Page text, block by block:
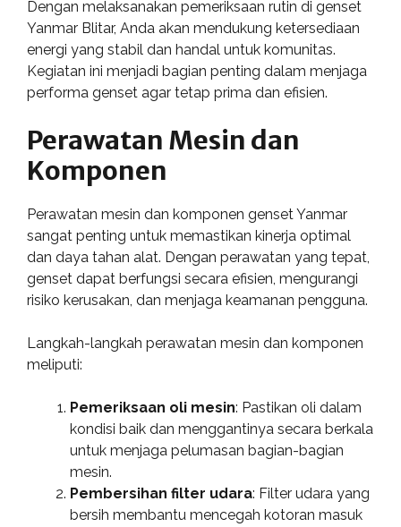
Dengan melaksanakan pemeriksaan rutin di genset
Yanmar Blitar, Anda akan mendukung ketersediaan
energi yang stabil dan handal untuk komunitas.
Kegiatan ini menjadi bagian penting dalam menjaga
performa genset agar tetap prima dan efisien.
Perawatan Mesin dan
Komponen
Perawatan mesin dan komponen genset Yanmar
sangat penting untuk memastikan kinerja optimal
dan daya tahan alat. Dengan perawatan yang tepat,
genset dapat berfungsi secara efisien, mengurangi
risiko kerusakan, dan menjaga keamanan pengguna.
Langkah-langkah perawatan mesin dan komponen
meliputi:
Pemeriksaan oli mesin: Pastikan oli dalam
kondisi baik dan menggantinya secara berkala
untuk menjaga pelumasan bagian-bagian
mesin.
Pembersihan filter udara: Filter udara yang
bersih membantu mencegah kotoran masuk